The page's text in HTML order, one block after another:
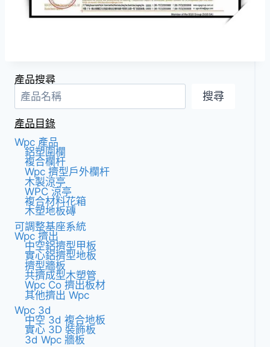
產品搜尋
搜尋
產品目錄
Wpc 產品
鋁塑圍欄
複合欄杆
Wpc 擠型戶外欄杆
木製涼亭
WPC 涼亭
複合材料花箱
木塑地板磚
可調整基座系統
Wpc 擠出
中空鋁擠型甲板
實心鋁擠型地板
擠型牆板
共擠成型木塑管
Wpc Co 擠出板材
其他擠出 Wpc
Wpc 3d
中空 3d 複合地板
實心 3D 裝飾板
3d Wpc 牆板